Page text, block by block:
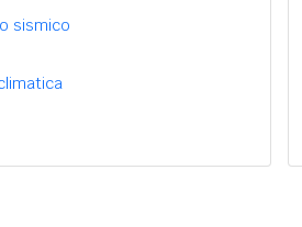
sismico